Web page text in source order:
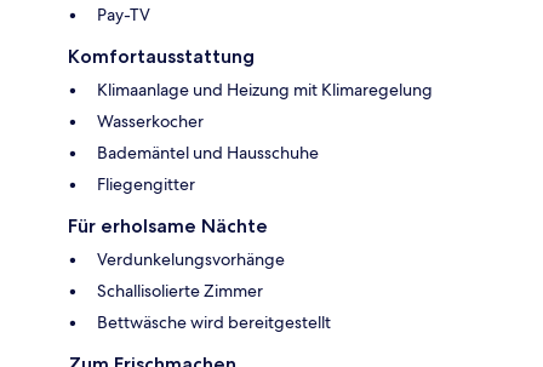
Pay-TV
Komfortausstattung
Klimaanlage und Heizung mit Klimaregelung
Wasserkocher
Bademäntel und Hausschuhe
Fliegengitter
Für erholsame Nächte
Verdunkelungsvorhänge
Schallisolierte Zimmer
Bettwäsche wird bereitgestellt